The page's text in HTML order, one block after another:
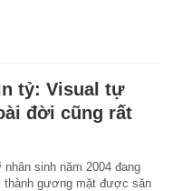
tỷ: Visual tự
đời cũng rất
nhân sinh năm 2004 đang
thành gương mặt được săn